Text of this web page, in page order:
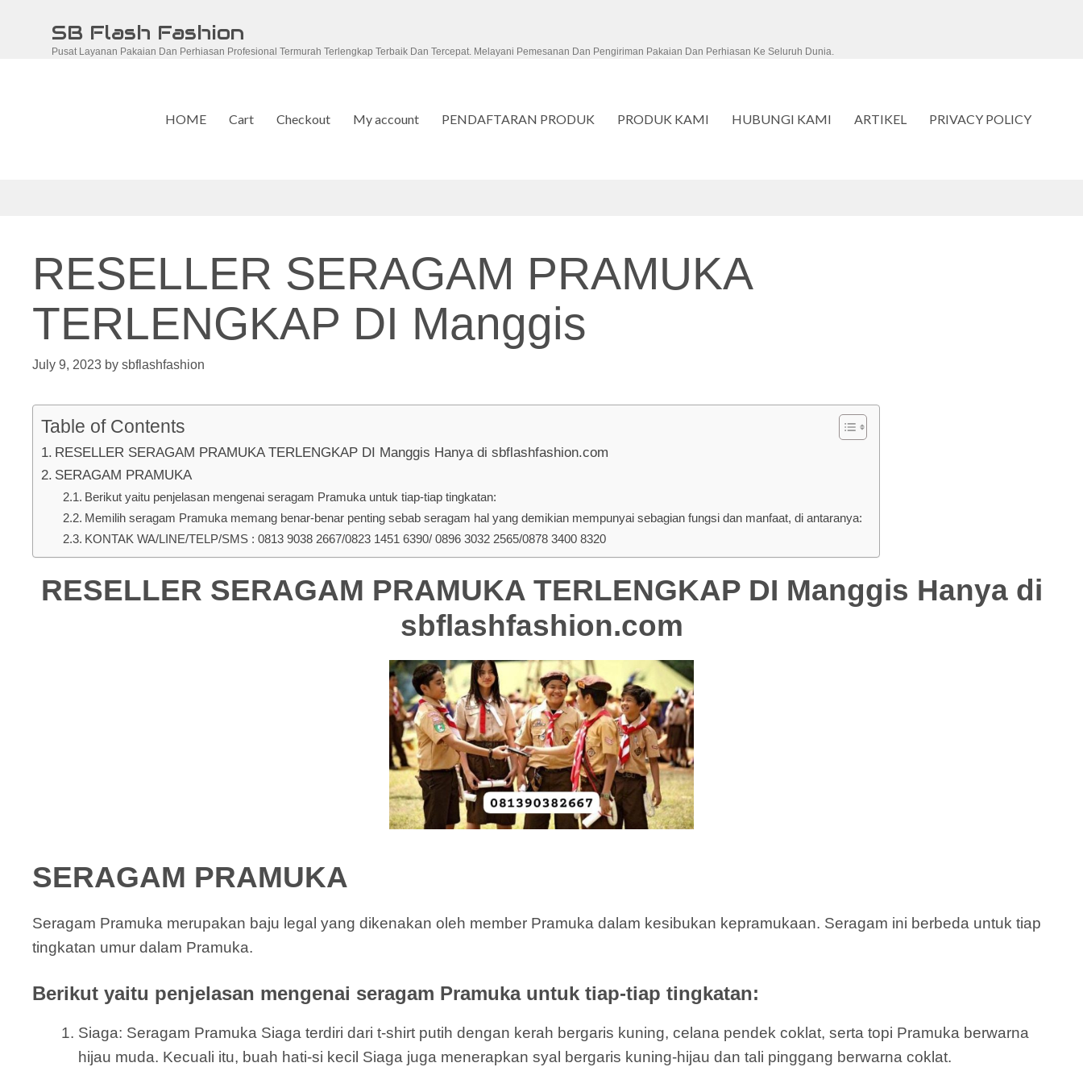
SB Flash Fashion
Pusat Layanan Pakaian Dan Perhiasan Profesional Termurah Terlengkap Terbaik Dan Tercepat. Melayani Pemesanan Dan Pengiriman Pakaian Dan Perhiasan Ke Seluruh Dunia.
HOME Cart Checkout My account PENDAFTARAN PRODUK PRODUK KAMI HUBUNGI KAMI ARTIKEL PRIVACY POLICY
RESELLER SERAGAM PRAMUKA
TERLENGKAP DI Manggis
July 9, 2023 by sbflashfashion
Table of Contents
RESELLER SERAGAM PRAMUKA TERLENGKAP DI Manggis Hanya di sbflashfashion.com
SERAGAM PRAMUKA
Berikut yaitu penjelasan mengenai seragam Pramuka untuk tiap-tiap tingkatan:
Memilih seragam Pramuka memang benar-benar penting sebab seragam hal yang demikian mempunyai sebagian fungsi dan manfaat, di antaranya:
KONTAK WA/LINE/TELP/SMS : 0813 9038 2667/0823 1451 6390/ 0896 3032 2565/0878 3400 8320
RESELLER SERAGAM PRAMUKA TERLENGKAP DI Manggis Hanya di
sbflashfashion.com
SERAGAM PRAMUKA
Seragam Pramuka merupakan baju legal yang dikenakan oleh member Pramuka dalam kesibukan kepramukaan. Seragam ini berbeda untuk tiap
tingkatan umur dalam Pramuka.
Berikut yaitu penjelasan mengenai seragam Pramuka untuk tiap-tiap tingkatan:
Siaga: Seragam Pramuka Siaga terdiri dari t-shirt putih dengan kerah bergaris kuning, celana pendek coklat, serta topi Pramuka berwarna
hijau muda. Kecuali itu, buah hati-si kecil Siaga juga menerapkan syal bergaris kuning-hijau dan tali pinggang berwarna coklat.